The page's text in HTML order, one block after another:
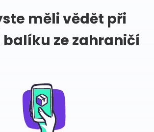
měli vědět při
ze zahraničí